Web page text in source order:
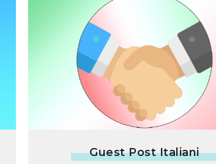
Guest Post Italiani